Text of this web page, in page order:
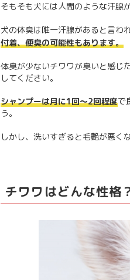
そもそも犬には人間のような汗腺
犬の体臭は唯一汗腺があると言わ
付着、便臭の可能性もあります。
体臭が少ないチワワが臭いと感じ
してください。
シャンプーは月に1回～2回程度で
う。
しかし、洗いすぎると毛艶が悪く
チワワはどんな性格